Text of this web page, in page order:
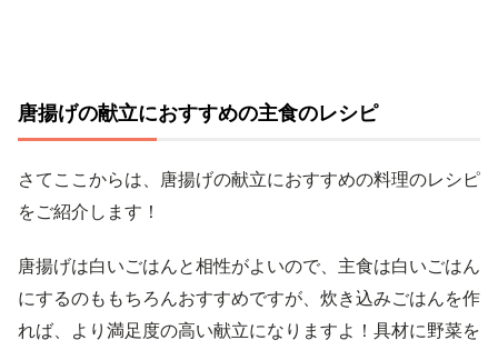
唐揚げの献立におすすめの主食のレシピ
さてここからは、唐揚げの献立におすすめの料理のレシピ
をご紹介します！
唐揚げは白いごはんと相性がよいので、主食は白いごはん
にするのももちろんおすすめですが、炊き込みごはんを作
れば、より満足度の高い献立になりますよ！具材に野菜を